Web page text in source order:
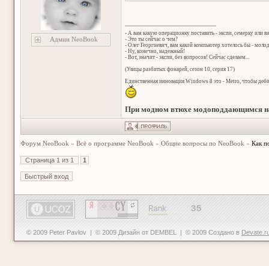
Админ NeoBook
- А вам какую операционку поставить - экспи, семерку или
- Это ты сейчас о чем?
- Олег Георгиевич, вам какой компьютер хотелось бы -
- Ну, конечно, надежный!
- Вот, значит - экспи, без вопросов! Сейчас сделаем...
(Улицы разбитых фонарей, сезон 10, серия 17)
Единственная инновация Windows 8 это - Metro, чтобы
При модном втюхе модоподдающимся
Форум NeoBook » Всё о программе NeoBook » Общие вопросы по NeoBook » Как
Страница 1 из 1 1
© 2009 Peter Pavlov | © 2009 Дизайн от DEMBEL | © 2009 Создано в